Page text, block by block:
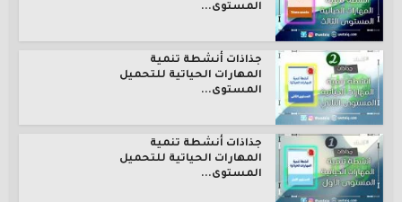
المستوى...
جذاذات أنشطة تنمية
المهارات الحياتية للتحميل
المستوى...
جذاذات أنشطة تنمية
المهارات الحياتية للتحميل
المستوى...